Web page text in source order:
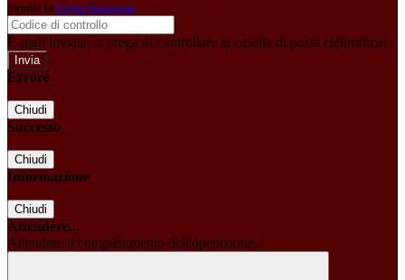
tramite la Login Spaggiari
E-mail inviata, si prega di controllare la casella di posta elettronica!
Errore
Chiudi
Successo
Chiudi
Informazione
Chiudi
Attendere...
Attendere il completamento dell'operazione...